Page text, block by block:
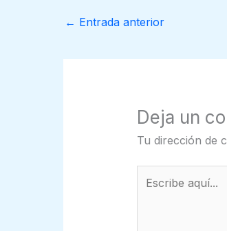
← Entrada anterior
Deja un
Tu dirección de
aquí...